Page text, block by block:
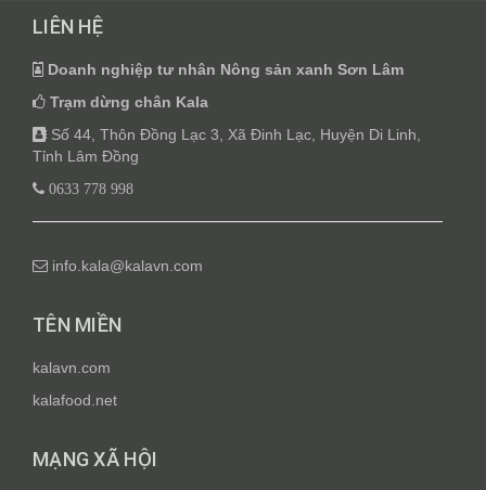
LIÊN HỆ
Doanh nghiệp tư nhân Nông sản xanh Sơn Lâm
Trạm dừng chân Kala
Số 44, Thôn Đồng Lạc 3, Xã Đinh Lạc, Huyện Di Linh,
Tỉnh Lâm Đồng
0633 778 998
info.kala@kalavn.com
TÊN MIỀN
kalavn.com
kalafood.net
MẠNG XÃ HỘI